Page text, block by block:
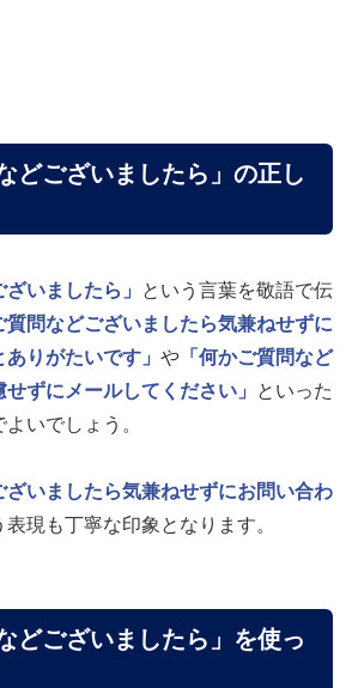
どございましたら」の正し
いましたら」
という言葉を敬語で伝
質問などございましたら気兼ねせずに
りがたいです」 や 「何かご質問など
ずにメールしてください」
といった
いでしょう。
ざいましたら気兼ねせずにお問い合わ
表現も丁寧な印象となります。
どございましたら」を使っ